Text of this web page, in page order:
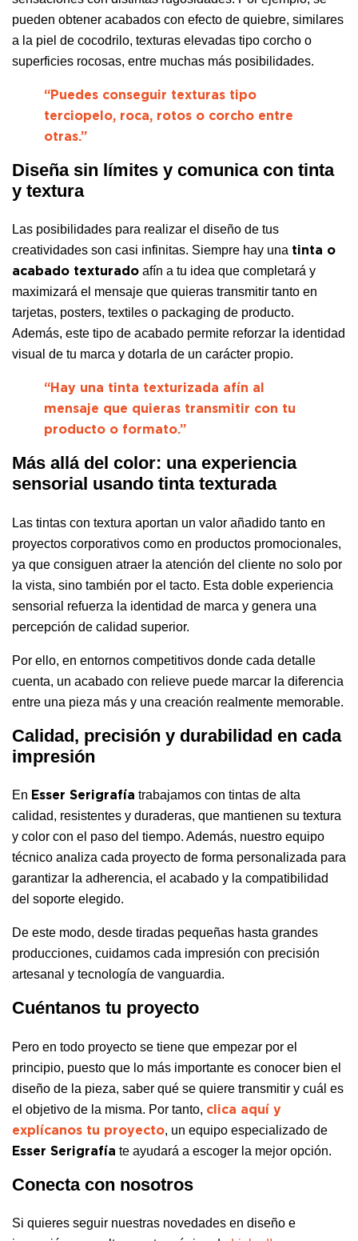
pueden obtener acabados con efecto de quiebre, similares
a la piel de cocodrilo, texturas elevadas tipo corcho o
superficies rocosas, entre muchas más posibilidades.
“Puedes conseguir texturas tipo
terciopelo, roca, rotos o corcho entre
otras.”
Diseña sin límites y comunica con tinta
y textura
Las posibilidades para realizar el diseño de tus
creatividades son casi infinitas. Siempre hay una tinta o
acabado texturado afín a tu idea que completará y
maximizará el mensaje que quieras transmitir tanto en
tarjetas, posters, textiles o packaging de producto.
Además, este tipo de acabado permite reforzar la identidad
visual de tu marca y dotarla de un carácter propio.
“Hay una tinta texturizada afín al
mensaje que quieras transmitir con tu
producto o formato.”
Más allá del color: una experiencia
sensorial usando tinta texturada
Las tintas con textura aportan un valor añadido tanto en
proyectos corporativos como en productos promocionales,
ya que consiguen atraer la atención del cliente no solo por
la vista, sino también por el tacto. Esta doble experiencia
sensorial refuerza la identidad de marca y genera una
percepción de calidad superior.
Por ello, en entornos competitivos donde cada detalle
cuenta, un acabado con relieve puede marcar la diferencia
entre una pieza más y una creación realmente memorable.
Calidad, precisión y durabilidad en cada
impresión
En Esser Serigrafía trabajamos con tintas de alta
calidad, resistentes y duraderas, que mantienen su textura
y color con el paso del tiempo. Además, nuestro equipo
técnico analiza cada proyecto de forma personalizada para
garantizar la adherencia, el acabado y la compatibilidad
del soporte elegido.
De este modo, desde tiradas pequeñas hasta grandes
producciones, cuidamos cada impresión con precisión
artesanal y tecnología de vanguardia.
Cuéntanos tu proyecto
Pero en todo proyecto se tiene que empezar por el
principio, puesto que lo más importante es conocer bien el
diseño de la pieza, saber qué se quiere transmitir y cuál es
el objetivo de la misma. Por tanto, clica aquí y
explícanos tu proyecto, un equipo especializado de
Esser Serigrafía te ayudará a escoger la mejor opción.
Conecta con nosotros
Si quieres seguir nuestras novedades en diseño e